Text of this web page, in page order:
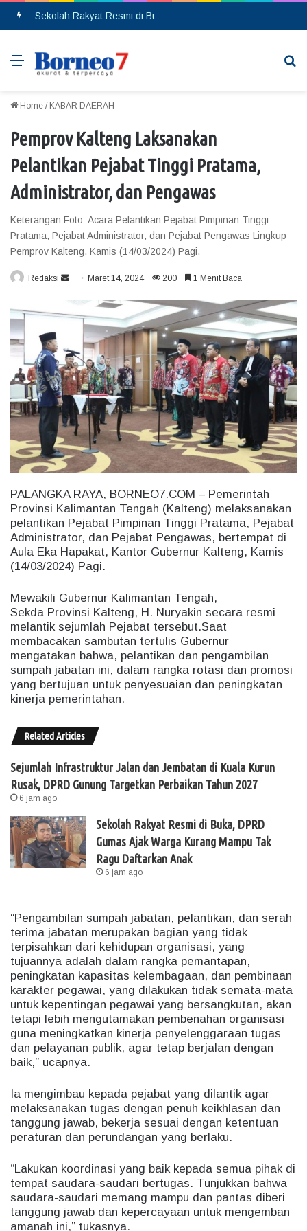
Menu
Home / KABAR DAERAH
Pemprov Kalteng Laksanakan
Pelantikan Pejabat Tinggi Pratama,
Administrator, dan Pengawas
Keterangan Foto: Acara Pelantikan Pejabat Pimpinan Tinggi
Pratama, Pejabat Administrator, dan Pejabat Pengawas Lingkup
Pemprov Kalteng, Kamis (14/03/2024) Pagi.
Redaksi
n
e
m
i
l
Maret 14, 2024 200 1 Menit Baca
PALANGKA RAYA, BORNEO7.COM – Pemerintah
Provinsi Kalimantan Tengah (Kalteng) melaksanakan
pelantikan Pejabat Pimpinan Tinggi Pratama, Pejabat
Administrator, dan Pejabat Pengawas, bertempat di
Aula Eka Hapakat, Kantor Gubernur Kalteng, Kamis
(14/03/2024) Pagi.
Mewakili Gubernur Kalimantan Tengah,
Sekda Provinsi Kalteng, H. Nuryakin secara resmi
melantik sejumlah Pejabat tersebut.Saat
membacakan sambutan tertulis Gubernur
mengatakan bahwa, pelantikan dan pengambilan
sumpah jabatan ini, dalam rangka rotasi dan promosi
yang bertujuan untuk penyesuaian dan peningkatan
kinerja pemerintahan.
Related Articles
Sejumlah Infrastruktur Jalan dan Jembatan di Kuala Kurun
Rusak, DPRD Gunung Targetkan Perbaikan Tahun 2027
6 jam ago
Sekolah Rakyat Resmi di Buka, DPRD
Gumas Ajak Warga Kurang Mampu Tak
Ragu Daftarkan Anak
6 jam ago
“Pengambilan sumpah jabatan, pelantikan, dan serah
terima jabatan merupakan bagian yang tidak
terpisahkan dari kehidupan organisasi, yang
tujuannya adalah dalam rangka pemantapan,
peningkatan kapasitas kelembagaan, dan pembinaan
karakter pegawai, yang dilakukan tidak semata-mata
untuk kepentingan pegawai yang bersangkutan, akan
tetapi lebih mengutamakan pembenahan organisasi
guna meningkatkan kinerja penyelenggaraan tugas
dan pelayanan publik, agar tetap berjalan dengan
baik,” ucapnya.
Ia mengimbau kepada pejabat yang dilantik agar
melaksanakan tugas dengan penuh keikhlasan dan
tanggung jawab, bekerja sesuai dengan ketentuan
peraturan dan perundangan yang berlaku.
“Lakukan koordinasi yang baik kepada semua pihak di
tempat saudara-saudari bertugas. Tunjukkan bahwa
saudara-saudari memang mampu dan pantas diberi
tanggung jawab dan kepercayaan untuk mengemban
amanah ini,” tukasnya.